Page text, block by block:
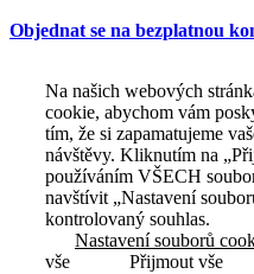
Objednat se na bezplatnou
Na našich webových
cookie, abychom vám
tím, že si zapamatujeme
návštěvy. Kliknutím na
používáním VŠECH
navštívit „Nastavení
kontrolovaný souhlas.
Nastavení souborů
vše
Přijmout vše